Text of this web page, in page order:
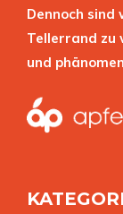
Dennoch sind
Tellerrand zu
und